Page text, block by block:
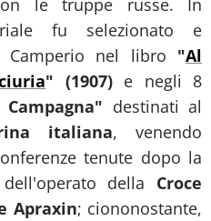
fu selezionato e
Camperio nel libro "Al
" (1907)e negli 8
destinati al
italiana, venendo
tenute dopo la
della Croce
Apraxin; ciononostante,